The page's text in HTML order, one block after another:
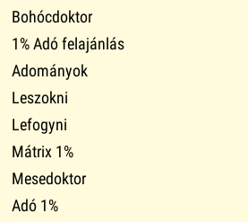
Bohócdoktor
1% Adó felajánlás
Adományok
Leszokni
Lefogyni
Mátrix 1%
Mesedoktor
Adó 1%